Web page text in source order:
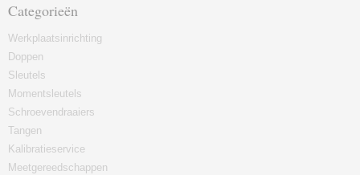
Categorieën
Werkplaatsinrichting
Doppen
Sleutels
Momentsleutels
Schroevendraaiers
Tangen
Kalibratieservice
Meetgereedschappen